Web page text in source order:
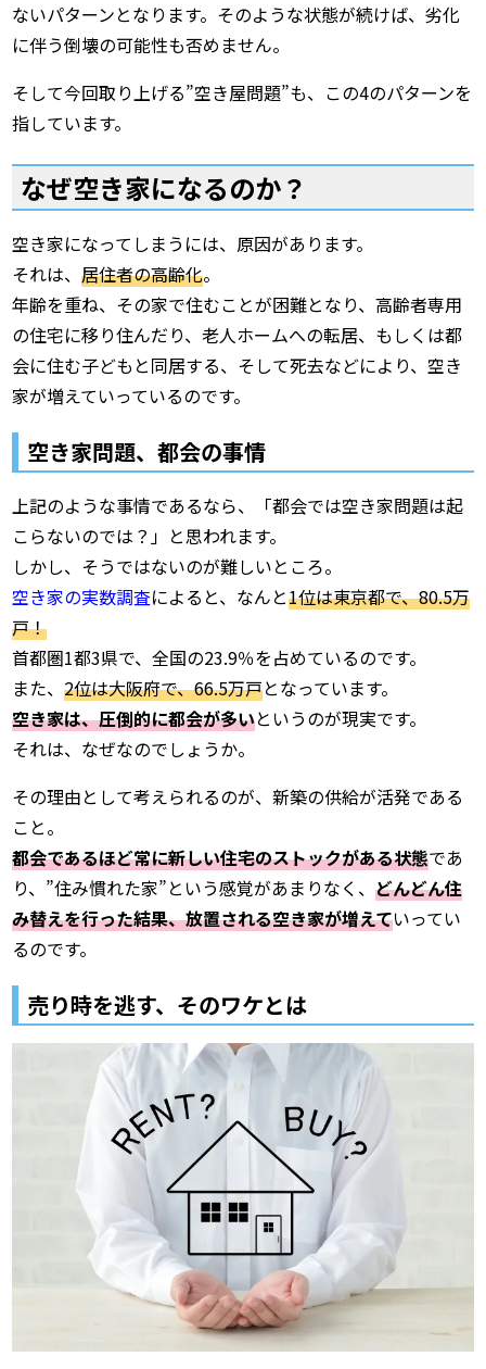
ないパターンとなります。そのような状態が続けば、劣化
に伴う倒壊の可能性も否めません。
そして今回取り上げる”空き屋問題”も、この4のパターンを
指しています。
なぜ空き家になるのか？
空き家になってしまうには、原因があります。
それは、居住者の高齢化。
年齢を重ね、その家で住むことが困難となり、高齢者専用
の住宅に移り住んだり、老人ホームへの転居、もしくは都
会に住む子どもと同居する、そして死去などにより、空き
家が増えていっているのです。
空き家問題、都会の事情
上記のような事情であるなら、「都会では空き家問題は起
こらないのでは？」と思われます。
しかし、そうではないのが難しいところ。
空き家の実数調査によると、なんと1位は東京都で、80.5万
戸！
首都圏1都3県で、全国の23.9％を占めているのです。
また、2位は大阪府で、66.5万戸となっています。
空き家は、圧倒的に都会が多いというのが現実です。
それは、なぜなのでしょうか。
その理由として考えられるのが、新築の供給が活発である
こと。
都会であるほど常に新しい住宅のストックがある状態であ
り、”住み慣れた家”という感覚があまりなく、どんどん住
み替えを行った結果、放置される空き家が増えていってい
るのです。
売り時を逃す、そのワケとは